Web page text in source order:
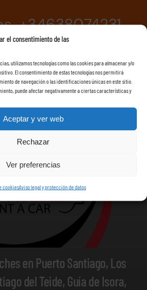
el consentimiento de las
utilizamos tecnologías como las cookies para almacenar y/o
El consentimiento de estas tecnologías nos permitirá
de navegación o las identificaciones únicas en este sitio.
puede afectar negativamente a ciertas características y
Aceptar y ver web
Rechazar
Ver preferencias
cookiesAviso legal y protección de datos
+34638074231
en Puerto Santiago, Los
del Teide, Guía de Isora,